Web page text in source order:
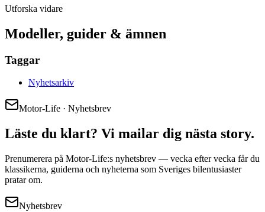
Utforska vidare
Modeller, guider & ämnen
Taggar
Nyhetsarkiv
Motor-Life · Nyhetsbrev
Läste du klart? Vi mailar dig nästa story.
Prenumerera på Motor-Life:s nyhetsbrev — vecka efter vecka får du
klassikerna, guiderna och nyheterna som Sveriges bilentusiaster
pratar om.
Nyhetsbrev